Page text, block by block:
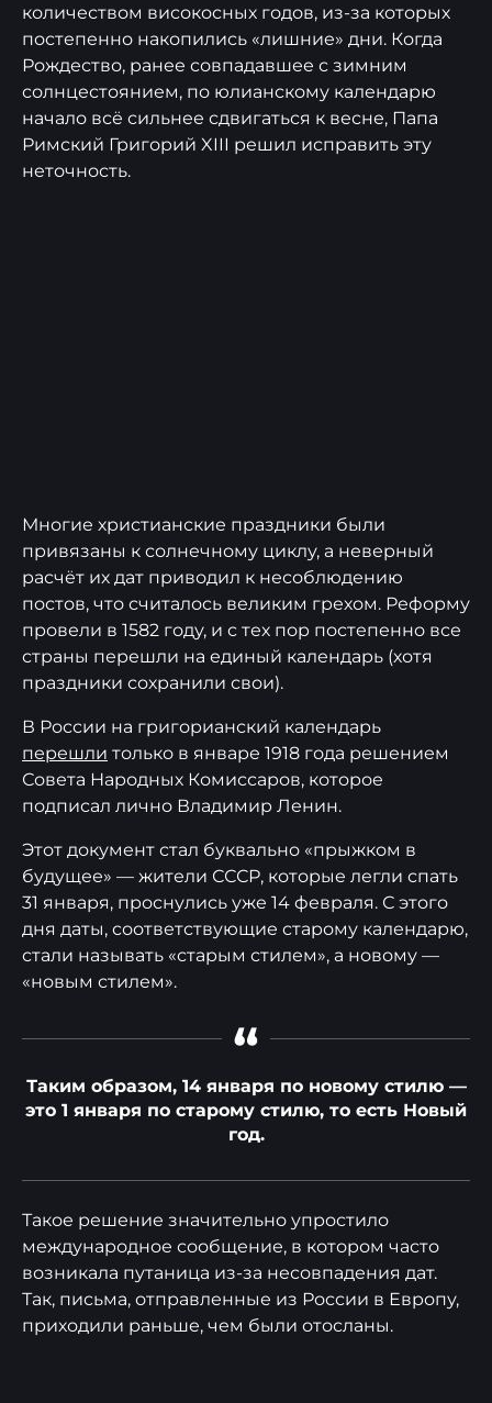
количеством високосных годов, из-за которых
постепенно накопились «лишние» дни. Когда
Рождество, ранее совпадавшее с зимним
солнцестоянием, по юлианскому календарю
начало всё сильнее сдвигаться к весне, Папа
Римский Григорий XIII решил исправить эту
неточность.
Многие христианские праздники были
привязаны к солнечному циклу, а неверный
расчёт их дат приводил к несоблюдению
постов, что считалось великим грехом. Реформу
провели в 1582 году, и с тех пор постепенно все
страны перешли на единый календарь (хотя
праздники сохранили свои).
В России на григорианский календарь
перешли только в январе 1918 года решением
Совета Народных Комиссаров, которое
подписал лично Владимир Ленин.
Этот документ стал буквально «прыжком в
будущее» — жители СССР, которые легли спать
31 января, проснулись уже 14 февраля. С этого
дня даты, соответствующие старому календарю,
стали называть «старым стилем», а новому —
«новым стилем».
“
Таким образом, 14 января по новому стилю —
это 1 января по старому стилю, то есть Новый
год.
Такое решение значительно упростило
международное сообщение, в котором часто
возникала путаница из-за несовпадения дат.
Так, письма, отправленные из России в Европу,
приходили раньше, чем были отосланы.